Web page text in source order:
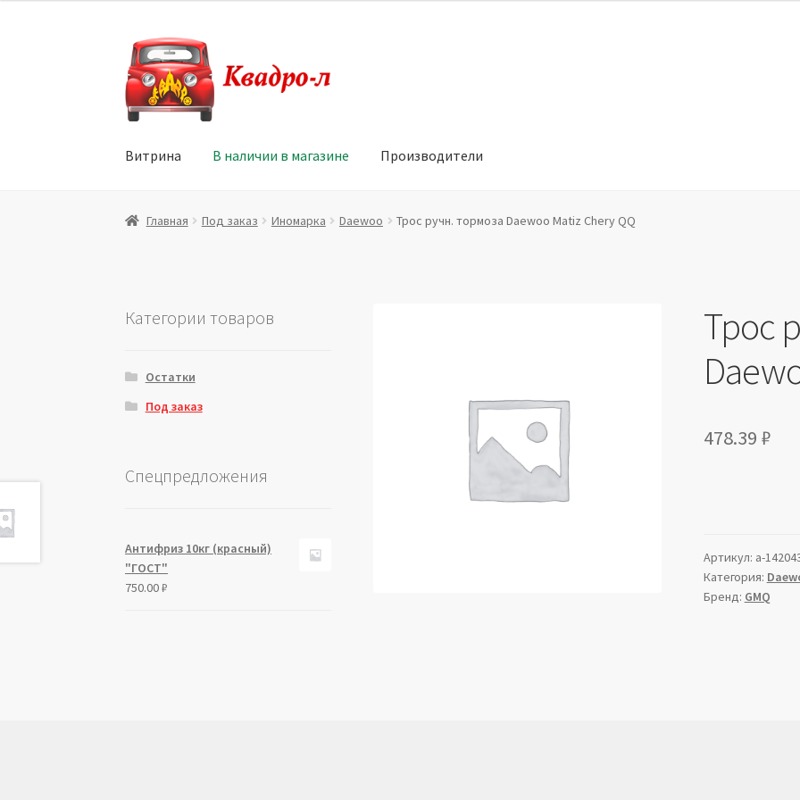
Перейти
к
навигации
Перейти
к
содержимому
Витрина В наличии в магазине Производители
Главная Витрина Мой аккаунт Политика в отношении обработки персональных данных
Главная Под заказ Иномарка Daewoo Трос ручн. тормоза Daewoo Matiz Chery QQ
Трос
478.39 ₽
Артикул: a-
Категория:
Бренд: GMQ
Категории товаров
Остатки
Под заказ
Спецпредложения
Антифриз 10кг (красный)
"ГОСТ"
750.00₽